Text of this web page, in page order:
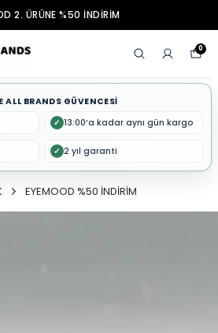
2. ÜRÜNE %50 İNDİRİM
0
ALL BRANDS GÜVENCESİ
✓ 13:00’a kadar aynı gün kargo
✓ 2 yıl garanti
EYEMOOD %50 İNDİRİM